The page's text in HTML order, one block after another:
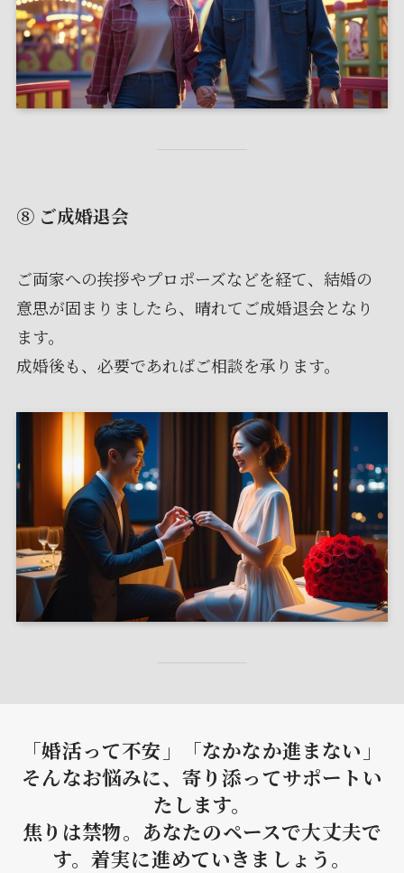
⑧ ご成婚退会
ご両家への挨拶やプロポーズなどを経て、結婚の
意思が固まりましたら、晴れてご成婚退会となり
ます。
成婚後も、必要であればご相談を承ります。
「婚活って不安」「なかなか進まない」
そんなお悩みに、寄り添ってサポートい
たします。
焦りは禁物。あなたのペースで大丈夫で
す。着実に進めていきましょう。